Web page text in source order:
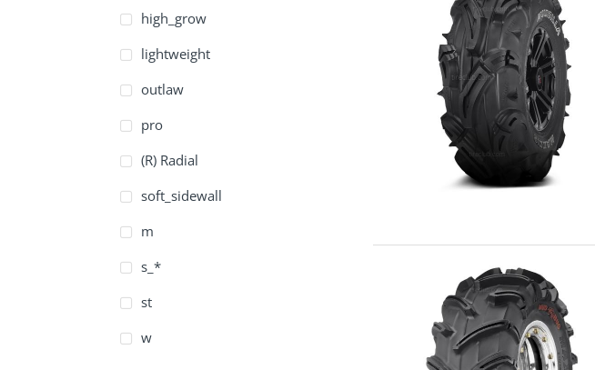
high_grow
lightweight
outlaw
pro
(R) Radial
soft_sidewall
m
s_*
st
w